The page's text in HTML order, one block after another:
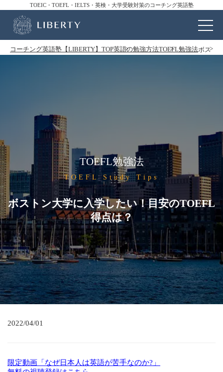
TOEIC・TOEFL・IELTS・英検・大学受験対策のコーチング英語塾
コーチング英語塾【LIBERTY】TOP英語の勉強方法TOEFL勉強法ボスト
TOEFL勉強法
TOEFL Study Tips
ボストン大学に入学したい！目安のTOEFL
得点は？
2022/04/01
限定動画「なぜ日本人は英語が苦手なのか?」